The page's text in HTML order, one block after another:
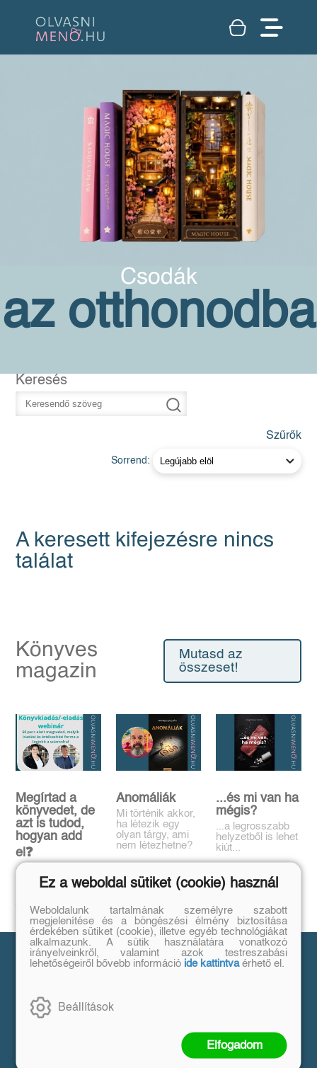
Csodák
az otthonodba
Keresés
Szűrők
Sorrend:
A keresett kifejezésre nincs
találat
Könyves
magazin
Mutasd az
összeset!
Megírtad a
könyvedet, de
azt is tudod,
hogyan add
el❓️
Időpont: június
16., 18:00-19:00
Tovább
Anomáliák
Mi történik akkor,
ha létezik egy
olyan tárgy, ami
nem létezhetne?
...és mi van ha
mégis?
...a legrosszabb
helyzetből is lehet
kiút...
Vásárlás
Tájékoztató a Simple fizetésről
Adatvédelem
Ez a weboldal sütiket (cookie) használ
Weboldalunk tartalmának személyre szabott
megjelenítése és a böngészési élmény biztosítása
érdekében sütiket (cookie), illetve egyéb technológiákat
alkalmazunk. A sütik használatára vonatkozó
irányelveinkről, valamint azok testreszabási
lehetőségeiről bővebb információ ide kattintvaérhető el.
Beállítások
Elfogadom